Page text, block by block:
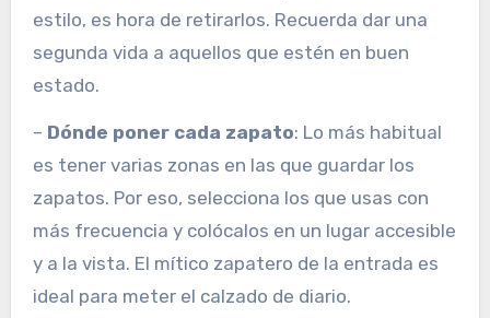
estilo, es hora de retirarlos. Recuerda dar una
segunda vida a aquellos que estén en buen
estado.
– Dónde poner cada zapato: Lo más habitual
es tener varias zonas en las que guardar los
zapatos. Por eso, selecciona los que usas con
más frecuencia y colócalos en un lugar accesible
y a la vista. El mítico zapatero de la entrada es
ideal para meter el calzado de diario.